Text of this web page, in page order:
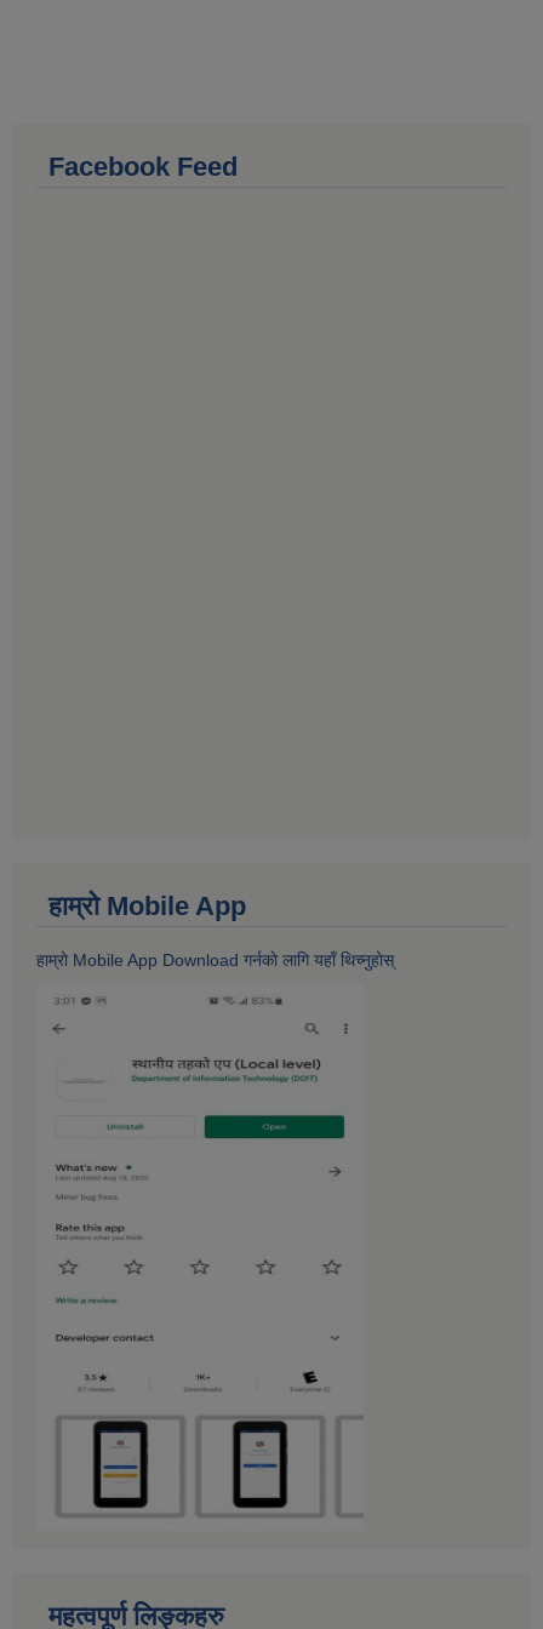
Facebook Feed
हाम्राे Mobile App
हाम्राे Mobile App Download गर्नकाे लागि यहाँ थिच्नुहोस्‌
महत्वपूर्ण लिङ्कहरु